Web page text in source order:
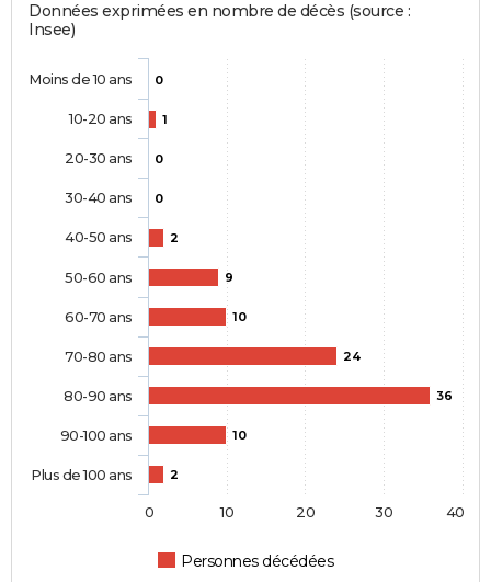
Données exprimées en nombre de décès (source :
Insee)
0
1
0
0
2
9
10
24
36
10
2
Personnes décédées
Moins de 10 ans
10-20 ans
20-30 ans
30-40 ans
40-50 ans
50-60 ans
60-70 ans
70-80 ans
80-90 ans
90-100 ans
Plus de 100 ans
0 10 20 30 40